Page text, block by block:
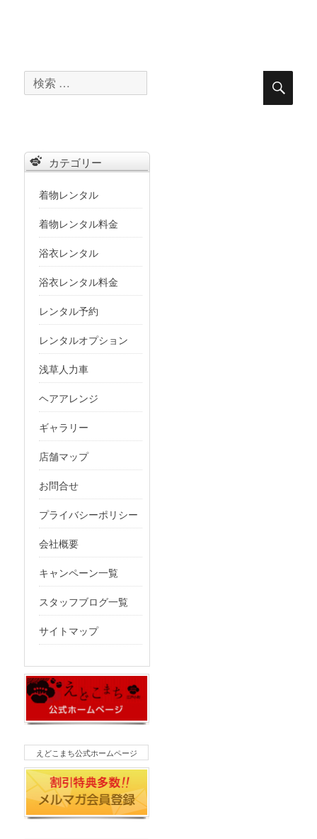
検
検
カテゴリー
着物レンタル
着物レンタル料金
浴衣レンタル
浴衣レンタル料金
レンタル予約
レンタルオプション
浅草人力車
ヘアアレンジ
ギャラリー
店舗マップ
お問合せ
プライバシーポリシー
会社概要
キャンペーン一覧
スタッフブログ一覧
サイトマップ
えどこまち公式ホームページ